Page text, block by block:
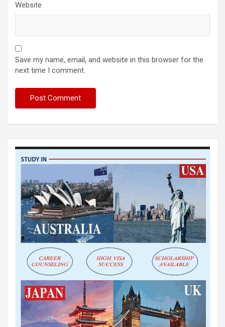
Website
Save my name, email, and website in this browser for the
next time I comment.